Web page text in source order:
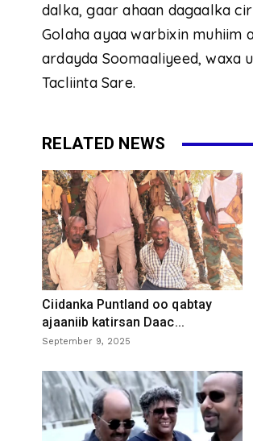
dalka, gaar ahaan dagaalka
Golaha ayaa warbixin muhiim
ardayda Soomaaliyeed, waxa
Tacliinta Sare.
RELATED NEWS
Ciidanka Puntland oo qabtay
ajaaniib katirsan Daac...
September 9, 2025